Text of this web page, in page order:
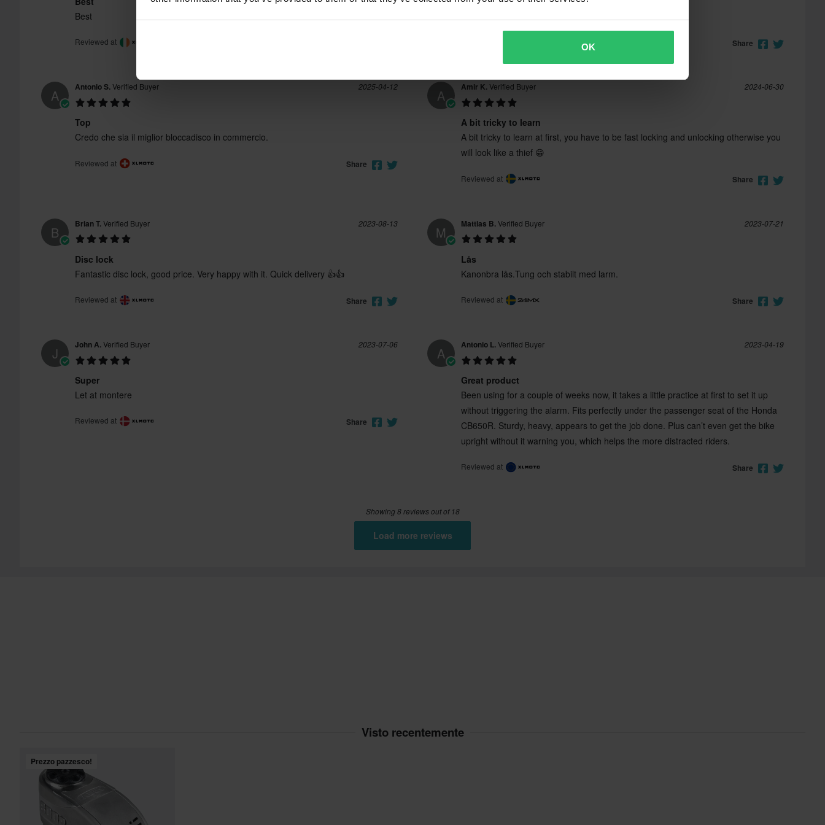
OK
Best
Reviewed at Share
A Antonio S.Verified Buyer 2025-04-12
Top
Credo che sia il miglior bloccadisco in commercio.
Reviewed at Share
A Amir K. Verified Buyer 2024-06-30
A bit tricky to learn
A bit tricky to learn at first, you have to be fast locking and unlocking otherwise you
will look like a thief 😁
Reviewed at Share
B Brian T.Verified Buyer 2023-08-13
Disc lock
Fantastic disc lock, good price. Very happy with it. Quick delivery 👍👍
Reviewed at Share
M Mattias B.Verified Buyer 2023-07-21
Lås
Kanonbra lås.Tung och stabilt med larm.
Reviewed at Share
J John A.Verified Buyer 2023-07-06
Super
Let at montere
Reviewed at Share
A Antonio L.Verified Buyer 2023-04-19
Great product
Been using for a couple of weeks now, it takes a little practice at first to set it up
without triggering the alarm. Fits perfectly under the passenger seat of the Honda
CB650R. Sturdy, heavy, appears to get the job done. Plus can’t even get the bike
upright without it warning you, which helps the more distracted riders.
Reviewed at Share
Showing 8 reviews out of 18
Load more reviews
Visto recentemente
Prezzo pazzesco!